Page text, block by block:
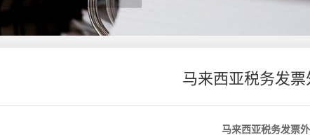
马来西亚税务发
马来西亚税务发票